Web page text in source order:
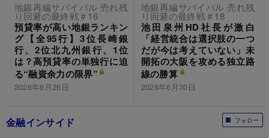
地銀再編サバイバル 売れ残
り回避の最終戦＃16
預貸率が高い地銀ランキン
グ【全95行】3位長崎銀
行、2位北九州銀行、1位
は？高預貸率の単独行に迫
る“融資余力の限界”
2026年6月26日
地銀再編サバイバル 売れ残
り回避の最終戦＃18
池田泉州HD社長が激白
「経営統合は選択肢の一つ
だが今は考えていない」未
開拓の大阪を攻める独立路
線の勝算
2026年6月30日
フォロー
金融インサイド